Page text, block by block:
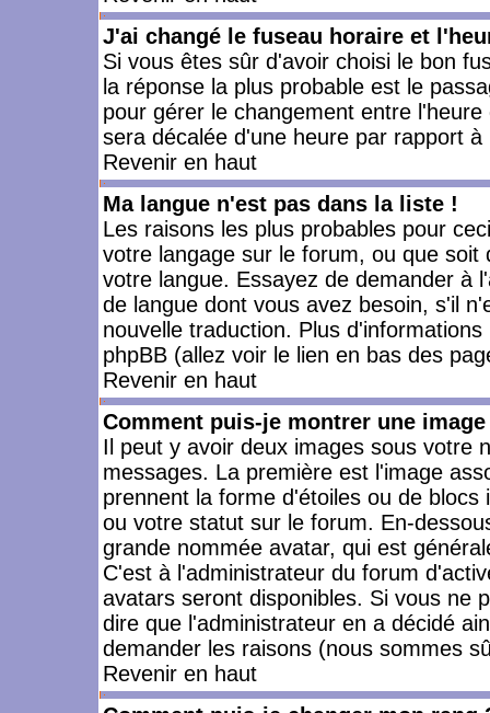
J'ai changé le fuseau horaire et
Si vous êtes sûr d'avoir choisi le bon
la réponse la plus probable est le
pour gérer le changement entre
sera décalée d'une heure par rapport à
Revenir en haut
Ma langue n'est pas dans la liste !
Les raisons les plus probables pour
votre langage sur le forum, ou que
votre langue. Essayez de demander à
de langue dont vous avez besoin, s'il
nouvelle traduction. Plus
phpBB (allez voir le lien en bas des
Revenir en haut
Comment puis-je montrer une
Il peut y avoir deux images sous votre
messages. La première est l'image
prennent la forme d'étoiles ou de
ou votre statut sur le forum. En-
grande nommée avatar, qui est
C'est à l'administrateur du forum
avatars seront disponibles. Si vous ne
dire que l'administrateur en a décidé
demander les raisons (nous sommes
Revenir en haut